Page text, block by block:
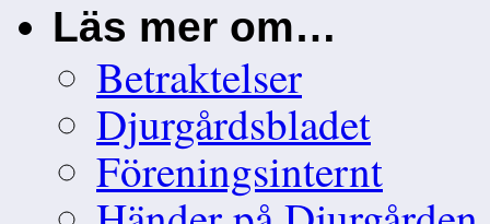
Läs mer om…
Betraktelser
Djurgårdsbladet
Föreningsinternt